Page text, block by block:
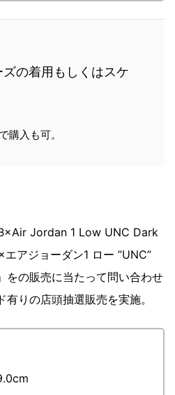
の着用もしくはスケ
購入も可。
Jordan 1 Low UNC Dark
アジョーダン1 ロー ”UNC”
をの販売に当たって問い合わせ
りの店頭抽選販売を実施。